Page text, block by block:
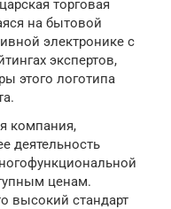
торговая
на бытовой
электронике с
экспертов,
этого логотипа
компания,
деятельность
ценам.
высокий стандарт